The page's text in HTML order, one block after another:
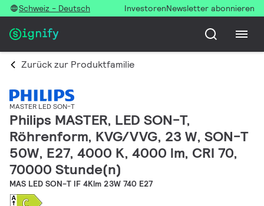
Schweiz - Deutsch InvestorenNewsletter abonnieren
Zurück zur Produktfamilie
MASTER LED SON-T
Philips MASTER, LED SON-T,
Röhrenform, KVG/VVG, 23 W, SON-T
50W, E27, 4000 K, 4000 lm, CRI 70,
70000 Stunde(n)
MAS LED SON-T IF 4Klm 23W 740 E27